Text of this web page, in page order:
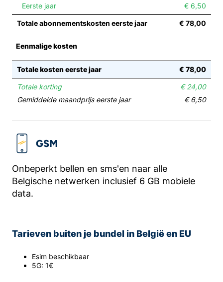
Eerste jaar € 6,50
Totale abonnementskosten eerste jaar € 78,00
Eenmalige kosten
Totale kosten eerste jaar € 78,00
Totale korting
€ 24,00
Gemiddelde maandprijs eerste jaar
€ 6,50
GSM
Onbeperkt bellen en sms'en naar alle
Belgische netwerken inclusief 6 GB mobiele
data.
Tarieven buiten je bundel in België en EU
Esim beschikbaar
5G: 1€